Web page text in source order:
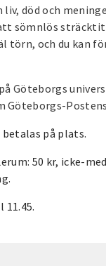
död och
sömnlös
och du kan
Göteborgs
Göteborgs-
på plats.
50 kr, icke-